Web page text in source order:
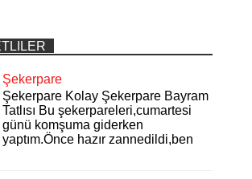
Şekerpare
Şekerpare Kolay Şekerpare Bayram
Tatlısı Bu şekerpareleri,cumartesi
günü komşuma giderken
yaptım.Önce hazır zannedildi,ben